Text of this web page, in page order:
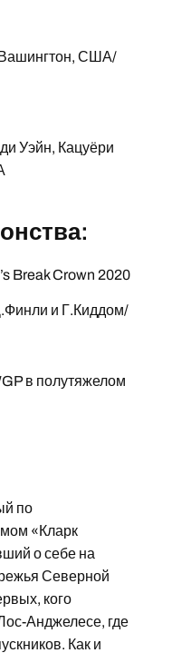
США/
Уэйн, Кацуёри
Break Crown 2020
и Г.Киддом/
в полутяжелом
по
«Кларк
о себе на
Северной
кого
Анджелесе, где
Как и